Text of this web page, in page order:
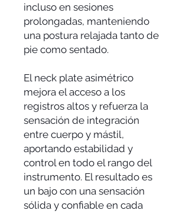
incluso en sesiones
prolongadas, manteniendo
una postura relajada tanto de
pie como sentado.
El neck plate asimétrico
mejora el acceso a los
registros altos y refuerza la
sensación de integración
entre cuerpo y mástil,
aportando estabilidad y
control en todo el rango del
instrumento. El resultado es
un bajo con una sensación
sólida y confiable en cada